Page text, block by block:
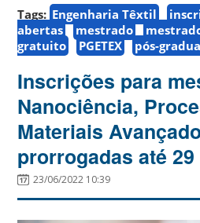
Tags: Engenharia Têxtil
abertas
mestrado
gratuito
PGETEX pós-
Inscrições para
Nanociência,
Materiais
prorrogadas até
23/06/2022 10:39